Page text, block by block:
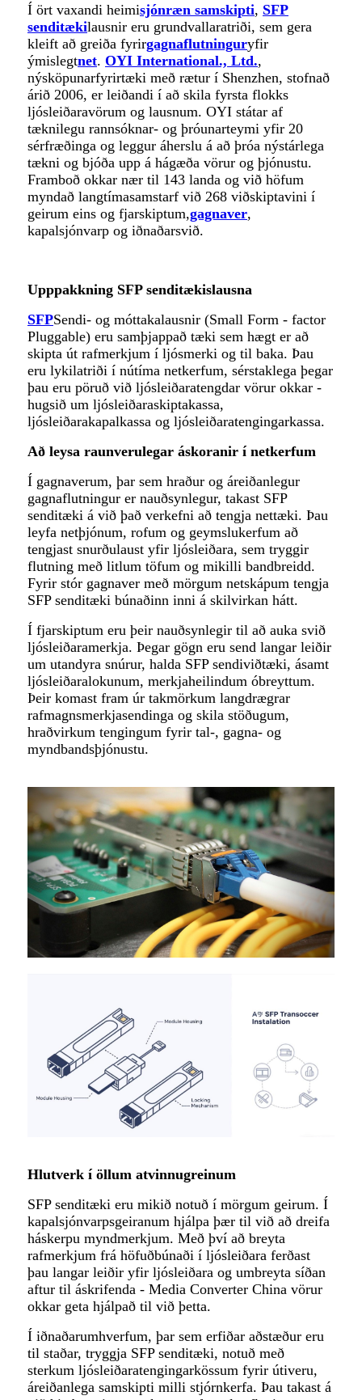
Í ört vaxandi heimisjónræn samskipti, SFP
senditækilausnir eru grundvallaratriði, sem gera
kleift að greiða fyrirgagnaflutninguryfir
ýmislegtnet. OYI International., Ltd.,
nýsköpunarfyrirtæki með rætur í Shenzhen, stofnað
árið 2006, er leiðandi í að skila fyrsta flokks
ljósleiðaravörum og lausnum. OYI státar af
tæknilegu rannsóknar- og þróunarteymi yfir 20
sérfræðinga og leggur áherslu á að þróa nýstárlega
tækni og bjóða upp á hágæða vörur og þjónustu.
Framboð okkar nær til 143 landa og við höfum
myndað langtímasamstarf við 268 viðskiptavini í
geirum eins og fjarskiptum,gagnaver,
kapalsjónvarp og iðnaðarsvið.
Upppakkning SFP senditækislausna
SFPSendi- og móttakalausnir (Small Form - factor
Pluggable) eru samþjappað tæki sem hægt er að
skipta út rafmerkjum í ljósmerki og til baka. Þau
eru lykilatriði í nútíma netkerfum, sérstaklega þegar
þau eru pöruð við ljósleiðaratengdar vörur okkar -
hugsið um ljósleiðaraskiptakassa,
ljósleiðarakapalkassa og ljósleiðaratengingarkassa.
Að leysa raunverulegar áskoranir í netkerfum
Í gagnaverum, þar sem hraður og áreiðanlegur
gagnaflutningur er nauðsynlegur, takast SFP
senditæki á við það verkefni að tengja nettæki. Þau
leyfa netþjónum, rofum og geymslukerfum að
tengjast snurðulaust yfir ljósleiðara, sem tryggir
flutning með litlum töfum og mikilli bandbreidd.
Fyrir stór gagnaver með mörgum netskápum tengja
SFP senditæki búnaðinn inni á skilvirkan hátt.
Í fjarskiptum eru þeir nauðsynlegir til að auka svið
ljósleiðaramerkja. Þegar gögn eru send langar leiðir
um utandyra snúrur, halda SFP sendiviðtæki, ásamt
ljósleiðaralokunum, merkjaheilindum óbreyttum.
Þeir komast fram úr takmörkum langdrægrar
rafmagnsmerkjasendinga og skila stöðugum,
hraðvirkum tengingum fyrir tal-, gagna- og
myndbandsþjónustu.
Hlutverk í öllum atvinnugreinum
SFP senditæki eru mikið notuð í mörgum geirum. Í
kapalsjónvarpsgeiranum hjálpa þær til við að dreifa
háskerpu myndmerkjum. Með því að breyta
rafmerkjum frá höfuðbúnaði í ljósleiðara ferðast
þau langar leiðir yfir ljósleiðara og umbreyta síðan
aftur til áskrifenda - Media Converter China vörur
okkar geta hjálpað til við þetta.
Í iðnaðarumhverfum, þar sem erfiðar aðstæður eru
til staðar, tryggja SFP senditæki, notuð með
sterkum ljósleiðaratengingarkössum fyrir útiveru,
áreiðanlega samskipti milli stjórnkerfa. Þau takast á